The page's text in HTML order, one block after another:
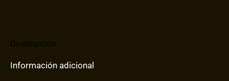
Información adicional